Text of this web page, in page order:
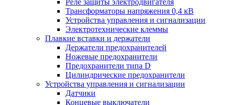
Реле защиты электродвигателя
Трансформаторы напряжения 0,4 кВ
Устройства управления и сигнализации
Электротехнические клеммы
Плавкие вставки и держатели
Держатели предохранителей
Ножевые предохранители
Предохранители типа D
Цилиндрические предохранители
Устройства управления и сигнализации
Датчики
Концевые выключатели